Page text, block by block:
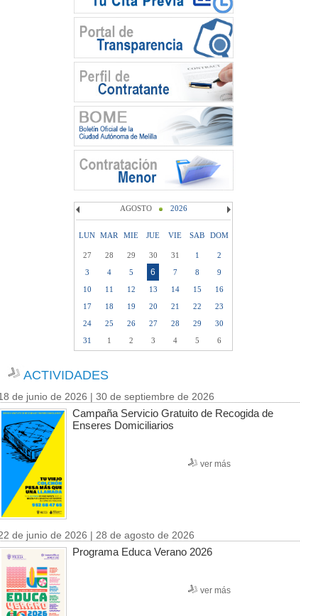
AGOSTO 2026
LUN MAR MIE JUE VIE SAB DOM
27 28 29 30 31 1
2
3
4 5 6 7 8
9
10
11 12 13 14 15
16
17
18 19 20 21 22
23
24
25 26 27 28 29
30
31
1 2 3 4 5 6
ACTIVIDADES
de junio de 2026 | 30 de septiembre de 2026
Campaña Servicio Gratuito de Recogida de
Enseres Domiciliarios
ver más
de junio de 2026 | 28 de agosto de 2026
Programa Educa Verano 2026
ver más